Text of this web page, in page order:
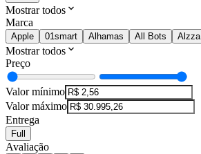
Mostrar todos
Marca
Apple 01smart Alhamas All Bots Alzza
Mostrar todos
Preço
Valor mínimo
Valor máximo
Entrega
Full
Avaliação